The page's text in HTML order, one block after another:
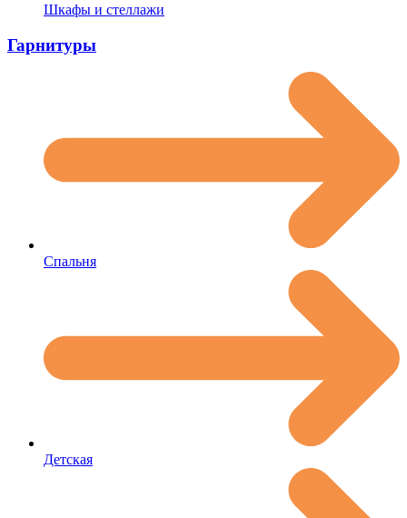
Шкафы и стеллажи
Гарнитуры
Спальня
Детская